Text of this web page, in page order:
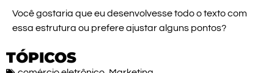
TÓPICOS
Você gostaria que eu desenvolvesse todo o texto com
essa estrutura ou prefere ajustar alguns pontos?